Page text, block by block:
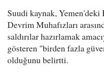
Suudi kaynak,
Devrim Muhafızları
saldırılar hazırlamak
gösteren "birden fazla
olduğunu belirtti.